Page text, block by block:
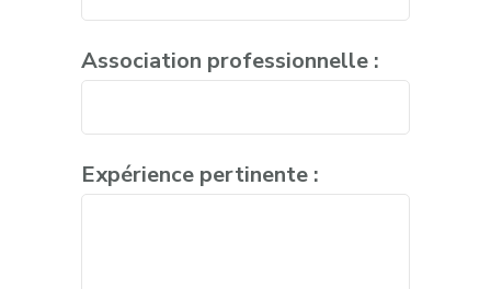
Association professionnelle :
Expérience pertinente :